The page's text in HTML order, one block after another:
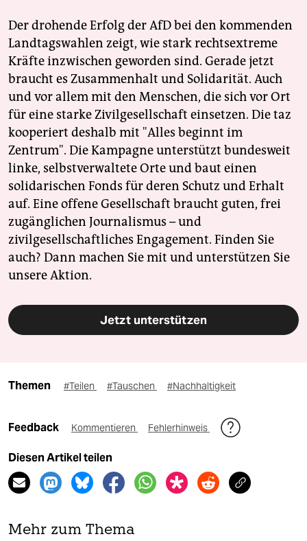
Der drohende Erfolg der AfD bei den kommenden
Landtagswahlen zeigt, wie stark rechtsextreme
Kräfte inzwischen geworden sind. Gerade jetzt
braucht es Zusammenhalt und Solidarität. Auch
und vor allem mit den Menschen, die sich vor Ort
für eine starke Zivilgesellschaft einsetzen. Die taz
kooperiert deshalb mit "Alles beginnt im
Zentrum". Die Kampagne unterstützt bundesweit
linke, selbstverwaltete Orte und baut einen
solidarischen Fonds für deren Schutz und Erhalt
auf. Eine offene Gesellschaft braucht guten, frei
zugänglichen Journalismus – und
zivilgesellschaftliches Engagement. Finden Sie
auch? Dann machen Sie mit und unterstützen Sie
unsere Aktion.
Jetzt unterstützen
Themen #Teilen #Tauschen #Nachhaltigkeit
Feedback Kommentieren Fehlerhinweis
Diesen Artikel teilen
Mehr zum Thema